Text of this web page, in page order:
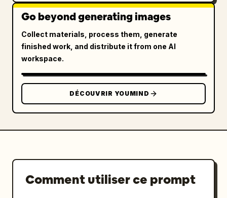
Go beyond generating images
Collect materials, process them, generate
finished work, and distribute it from one AI
workspace.
DÉCOUVRIR YOUMIND
Comment utiliser ce prompt